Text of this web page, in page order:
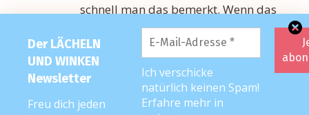
schnell man das bemerkt. Wenn das
Kind viel hustet, Speichel aus dem Mund
läuft und es akut keine Luft bekommt,
wird das Stückchen wahrscheinlich noch
im oberen Rachenraum oder der
Luftröhre stecken. Bei größeren Kindern
Der LÄCHELN
UND WINKEN
Newsletter
Freu dich jeden
Ich verschicke
natürlich keinen Spam!
Erfahre mehr in